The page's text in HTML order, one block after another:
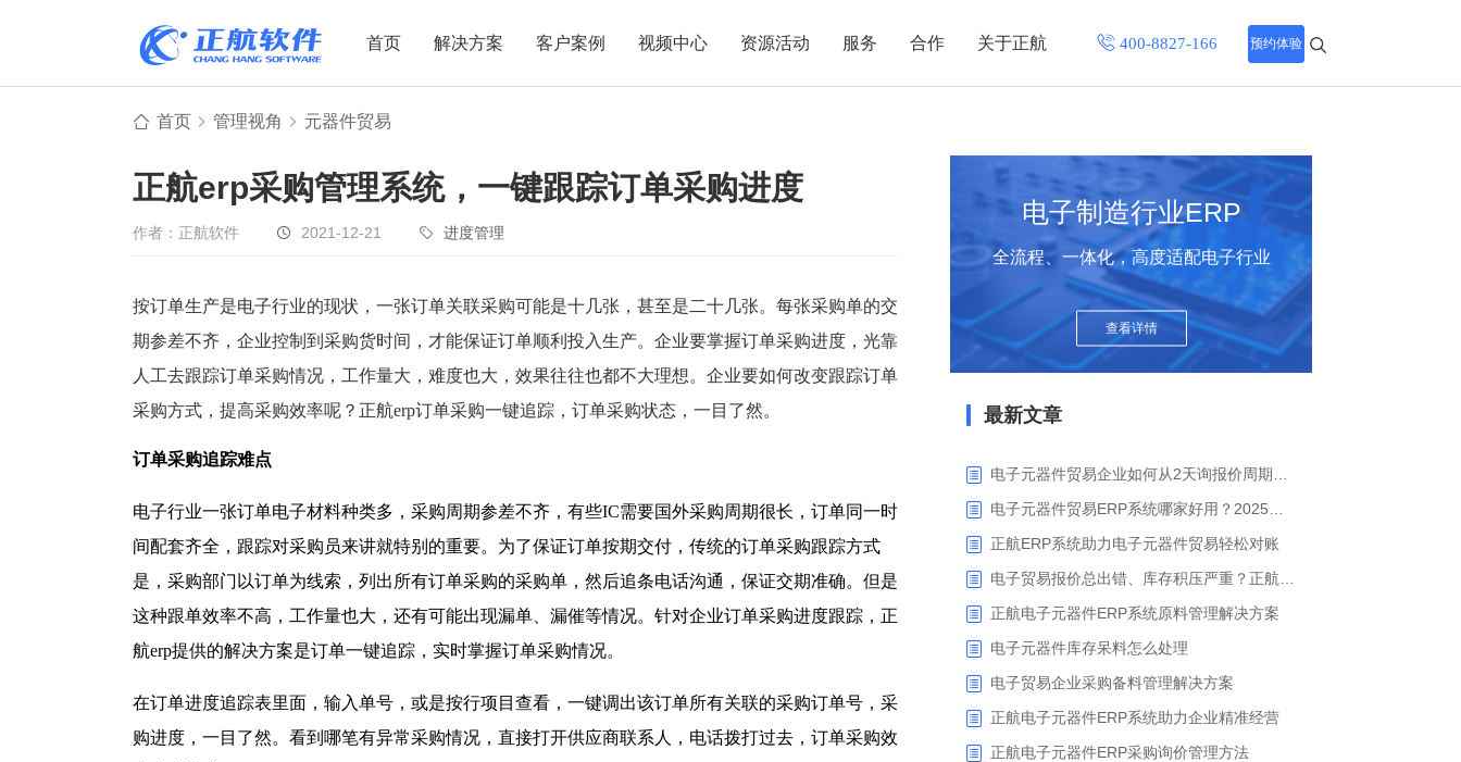
首页 解决方案
设备制造
非标自动化
电子制造
装备制造
机械行业
五金行业
PCB行业
智能制造
查看更多>
电子贸易
元器件贸易
大宗贸易
IC贸易行业
项目型接单
批发类销售
工业设备贸易
查看更多>
生产管理
销售管理
成本核算
财务管理
质量管理
进销存管理
查看更多>
APS排程
移动报工
智能物流
报价接单
交期管理
替代料管理
查看更多>
客户案例
机电设备 家用电器 电子制造
机械制造
视频中心 资源活动
市场活动
服务 合作 关于正航
正航简介
联系正航
网站导航
预约体验
首页 管理视角 元器件贸易
正航erp采购管理系统，一键跟踪订单采购进度
作者：正航软件 2021-12-21 进度管理
按订单生产是电子行业的现状，一张订单关联采购可能是十几张，甚至是二十几张。每张采购单的交
期参差不齐，企业控制到采购货时间，才能保证订单顺利投入生产。企业要掌握订单采购进度，光靠
人工去跟踪订单采购情况，工作量大，难度也大，效果往往也都不大理想。企业要如何改变跟踪订单
采购方式，提高采购效率呢？正航erp订单采购一键追踪，订单采购状态，一目了然。
订单采购追踪难点
电子行业一张订单电子材料种类多，采购周期参差不齐，有些IC需要国外采购周期很长，订单同一时
间配套齐全，跟踪对采购员来讲就特别的重要。为了保证订单按期交付，传统的订单采购跟踪方式
是，采购部门以订单为线索，列出所有订单采购的采购单，然后追条电话沟通，保证交期准确。但是
这种跟单效率不高，工作量也大，还有可能出现漏单、漏催等情况。针对企业订单采购进度跟踪，正
航erp提供的解决方案是订单一键追踪，实时掌握订单采购情况。
在订单进度追踪表里面，输入单号，或是按行项目查看，一键调出该订单所有关联的采购订单号，采
购进度，一目了然。看到哪笔有异常采购情况，直接打开供应商联系人，电话拨打过去，订单采购效
电子制造行业ERP
全流程、一体化，高度适配电子行业
查看详情
最新文章
正航ERP系统助力电子元器件贸易轻松对账
正航电子元器件ERP系统原料管理解决方案
电子元器件库存呆料怎么处理
电子贸易企业采购备料管理解决方案
正航电子元器件ERP系统助力企业精准经营
正航电子元器件ERP采购询价管理方法